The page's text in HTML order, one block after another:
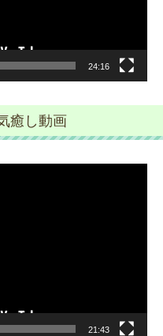
24:16
癒し動画
21:43